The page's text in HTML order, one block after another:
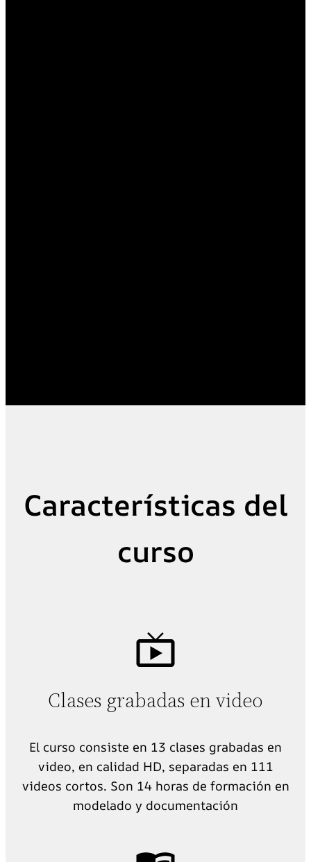
Características del
curso
Clases grabadas en video
El curso consiste en 13 clases grabadas en
video, en calidad HD, separadas en 111
videos cortos. Son 14 horas de formación en
modelado y documentación